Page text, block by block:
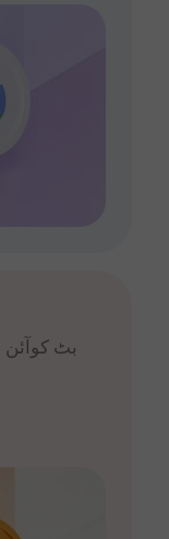
بٹ کوآئن